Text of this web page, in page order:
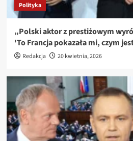
Polityka
„Polski aktor z prestiżowym
'To Francja pokazała mi, czym
Redakcja 20 kwietnia, 2026